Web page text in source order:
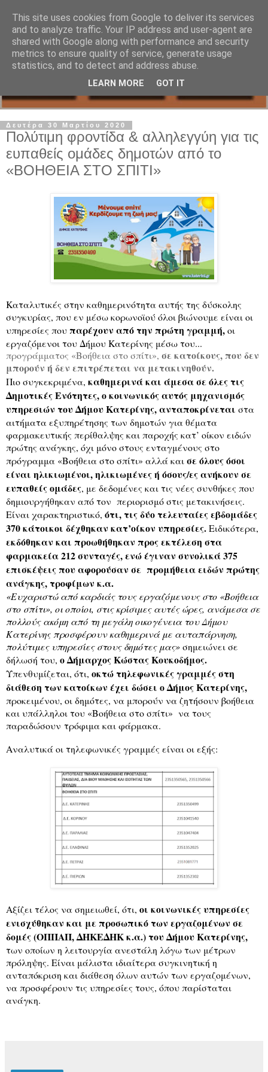
Δευτέρα 30 Μαρτίου 2020
Πολύτιμη φροντίδα & αλληλεγγύη για τις
ευπαθείς ομάδες δημοτών από το
«ΒΟΗΘΕΙΑ ΣΤΟ ΣΠΙΤΙ»
Καταλυτικές στην καθημερινότητα αυτής της δύσκολης
συγκυρίας, που εν μέσω κορωνοϊού όλοι βιώνουμε είναι οι
υπηρεσίες πουπαρέχουν από την πρώτη γραμμή,οι
εργαζόμενοι του Δήμου Κατερίνης μέσω του...
προγράμματος «Βοήθεια στο σπίτι», σε κατοίκους, που δεν
μπορούν ή δεν επιτρέπεται να μετακινηθούν.
Πιο συγκεκριμένα, καθημερινά και άμεσα σε όλες τις
Δημοτικές Ενότητες, ο κοινωνικός αυτός μηχανισμός
υπηρεσιών του Δήμου Κατερίνης, ανταποκρίνεται στα
αιτήματα εξυπηρέτησης των δημοτών για θέματα
φαρμακευτικής περίθαλψης και παροχής κατ’ οίκον ειδών
πρώτης ανάγκης, όχι μόνο στους ενταγμένους στο
πρόγραμμα «Βοήθεια στο σπίτι» αλλά καισε όλους όσοι
είναι ηλικιωμένοι, ηλικιωμένες ή όσους/ες ανήκουν σε
ευπαθείς ομάδες, με δεδομένες και τις νέες συνθήκες που
δημιουργήθηκαν από τον περιορισμό στις μετακινήσεις.
Είναι χαρακτηριστικό, ότι, τις δύο τελευταίες εβδομάδες
370 κάτοικοι δέχθηκαν κατ’οίκον υπηρεσίες.Ειδικότερα,
εκδόθηκαν και προωθήθηκαν προς εκτέλεση στα
φαρμακεία 212 συνταγές, ενώ έγιναν συνολικά 375
επισκέψεις που αφορούσαν σε προμήθεια ειδών πρώτης
ανάγκης, τροφίμων κ.α.
«Ευχαριστώ από καρδιάς τους εργαζόμενους στο «Βοήθεια
στο σπίτι», οι οποίοι, στις κρίσιμες αυτές ώρες, ανάμεσα σε
πολλούς ακόμη από τη μεγάλη οικογένεια του Δήμου
Κατερίνης προσφέρουν καθημερινά με αυταπάρνηση,
πολύτιμες υπηρεσίες στους δημότες μας»σημειώνει σε
δήλωσή του, ο Δήμαρχος Κώστας Κουκοδήμος.
Υπενθυμίζεται, ότι, οκτώ τηλεφωνικές γραμμές στη
διάθεση των κατοίκων έχει δώσει ο Δήμος Κατερίνης,
προκειμένου, οι δημότες, να μπορούν να ζητήσουν βοήθεια
και υπάλληλοι του «Βοήθεια στο σπίτι» να τους
παραδώσουν τρόφιμα και φάρμακα.
Αναλυτικά οι τηλεφωνικές γραμμές είναι οι εξής:
Αξίζει τέλος να σημειωθεί, ότι, οι κοινωνικές υπηρεσίες
ενισχύθηκαν και με προσωπικό των εργαζομένων σε
δομές (ΟΠΠΑΠ, ΔΗΚΕΔΗΚ κ.α.) του Δήμου Κατερίνης,
των οποίων η λειτουργία ανεστάλη λόγω των μέτρων
πρόληψης. Είναι μάλιστα ιδιαίτερα συγκινητική η
ανταπόκριση και διάθεση όλων αυτών των εργαζομένων,
να προσφέρουν τις υπηρεσίες τους, όπου παρίσταται
ανάγκη.
This site uses cookies from Google to deliver its services
and to analyze traffic. Your IP address and user-agent are
shared with Google along with performance and security
metrics to ensure quality of service, generate usage
statistics, and to detect and address abuse.
LEARN MORE GOT IT